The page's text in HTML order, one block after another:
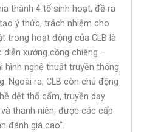
thành 4 tổ sinh hoạt, đề ra
ý thức, trách nhiệm cho
trong hoạt động của CLB là
xướng cồng chiêng –
nghệ thuật truyền thống
Ngoài ra, CLB còn chủ động
dệt thổ cẩm, truyền dạy
thanh niên, được các cấp
đánh giá cao”.